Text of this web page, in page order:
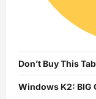
Don’t Buy This
Windows K2: BIG